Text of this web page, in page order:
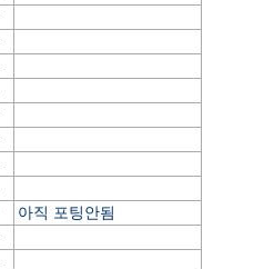
아직 포팅안됨